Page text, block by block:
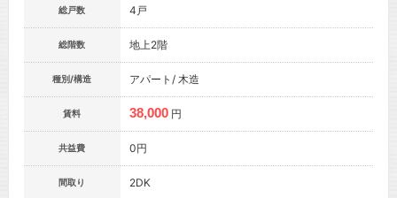
総戸数 4戸
総階数 地上2階
種別/構造 アパート/ 木造
賃料 38,000 円
共益費 0円
間取り 2DK